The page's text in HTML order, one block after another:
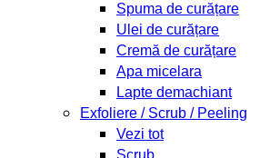
Spuma de curățare
Ulei de curățare
Cremă de curățare
Apa micelara
Lapte demachiant
Exfoliere / Scrub / Peeling
Vezi tot
Scrub